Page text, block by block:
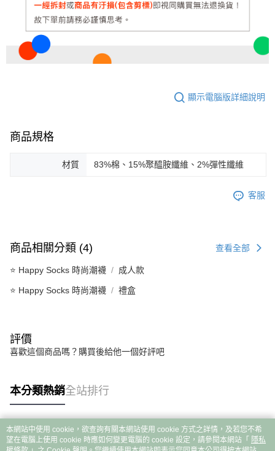
顯示電腦版詳細說明
商品規格
材質 83%棉、15%聚醯胺纖維、2%彈性纖維
客服
商品相關分類 (4) 查看全部
⭐ Happy Socks 時尚潮襪 成人款
⭐ Happy Socks 時尚潮襪 禮盒
評價
喜歡這個商品嗎？購買後給他一個好評吧
本分類熱銷全站排行
熱門標籤
本網站中使用 cookie，欲查詢有關本網站使用 cookie 方式之詳情，及若您不希
望在電腦上使用 cookie 時應如何變更電腦的 cookie 設定，請參閱本網站「 隱私